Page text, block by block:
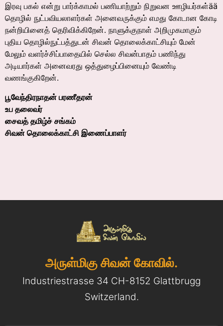
இரவு பகல் என்று பார்க்காமல் பணியாற்றும் நிறுவன ஊழியர்கள்ää
தொழில் நுட்பவியலாளர்கள் அனைவருக்கும் எமது கோடான கோடி
நன்றியினைத் தெரிவிக்கிறேன். நாளுக்குநாள் அறிமுகமாகும்
புதிய தொழில்நுட்பத்துடன் சிவன் தொலைக்காட்சியும் மேன்
மேலும் வளர்ச்சிப்பாதையில் செல்ல சிவன்பாதம் பணிந்து
அடியார்கள் அனைவரது ஒத்துழைப்பினையும் வேண்டி
வணங்குகிறேன்.
பூவேந்திரநாதன் பரணீதரன்
உப தலைவர்
சைவத் தமிழ்ச் சங்கம்
சிவன் தொலைக்காட்சி இணைப்பாளர்
அருள்மிகு சிவன் கோவில்.
Industriestrasse 34 CH-8152 Glattbrugg
Switzerland.